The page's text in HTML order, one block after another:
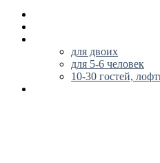
для двоих
для 5-6 человек
10-30 гостей,